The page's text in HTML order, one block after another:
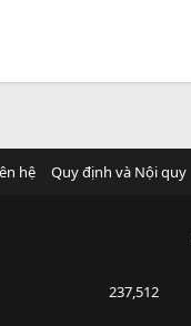
hệ Quy định và Nội quy
237,512